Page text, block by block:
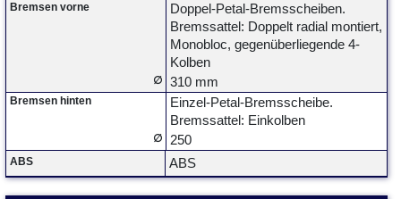
Bremsen vorne
Doppel-Petal-Bremsscheiben.
Bremssattel: Doppelt radial montiert,
Monobloc, gegenüberliegende 4-
Kolben
∅ 310 mm
Bremsen hinten
Einzel-Petal-Bremsscheibe.
Bremssattel: Einkolben
∅ 250
ABS ABS